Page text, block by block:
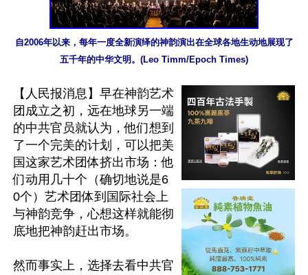
自2006年以来，每年一度全新演绎的神韵演出在全球各地生动地展现了
五千年的中华文明。(Leo Timm/Epoch Times)
【人民报消息】早在神韵艺术
团成立之初，远在地球另一端
的中共官员就认为，他们想到
了一个完美的计划，可以把美
国这家艺术团体挤出市场：他
们动用几十个（确切地说是6
0个）艺术团体到国际社会上
与神韵竞争，心想这样就能彻
底地把神韵赶出市场。
然而事实上，选择去看中共官